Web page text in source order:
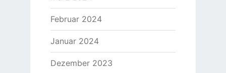
Februar 2024
Januar 2024
Dezember 2023